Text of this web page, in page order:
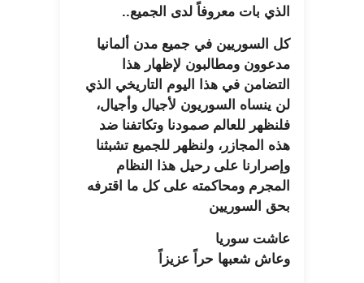
الذي بات معروفاً لدى الجميع..
كل السوريين في جميع مدن ألمانيا
مدعوون ومطالبون لإظهار هذا
التضامن في هذا اليوم التاريخي الذي
لن ينساه السوريون لأجيال وأجيال،
فلنظهر للعالم صمودنا وتكاتفنا ضد
هذه المجازر، ولنظهر للجميع تشبثنا
وإصرارنا على رحيل هذا النظام
المجرم ومحاكمته على كل ما اقترفه
بحق السوريين
عاشت سوريا
وعاش شعبها حراً عزيزاً